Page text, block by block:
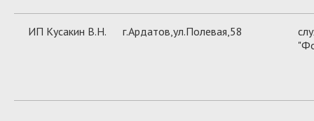
ИП Кусакин В.Н. г.Ардатов,ул.Полевая,58